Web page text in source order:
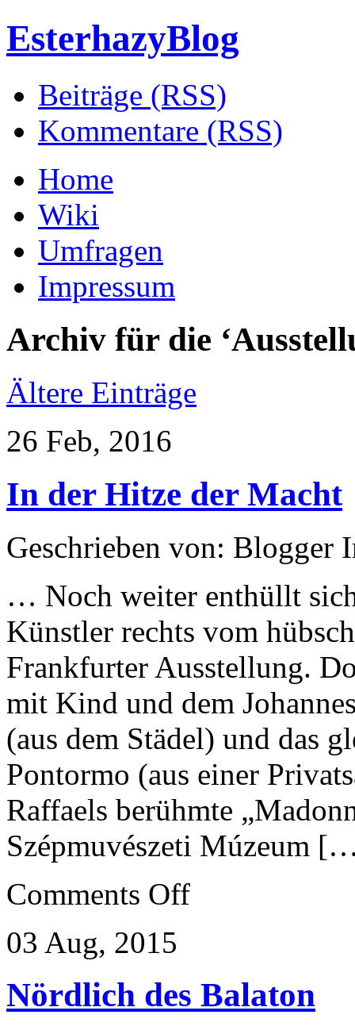
EsterhazyBlog
Beiträge (RSS)
Kommentare (RSS)
Home
Wiki
Umfragen
Impressum
Archiv für die ‘
Ältere Einträge
26 Feb, 2016
In der Hitze der Macht
Geschrieben von: Blogger
… Noch weiter enthüllt
Künstler rechts vom
Frankfurter Ausstellung.
mit Kind und dem
(aus dem Städel) und das
Pontormo (aus einer
Raffaels berühmte
Szépmuvészeti Múzeum
Comments Offon
In
03 Aug, 2015
Nördlich des Balaton